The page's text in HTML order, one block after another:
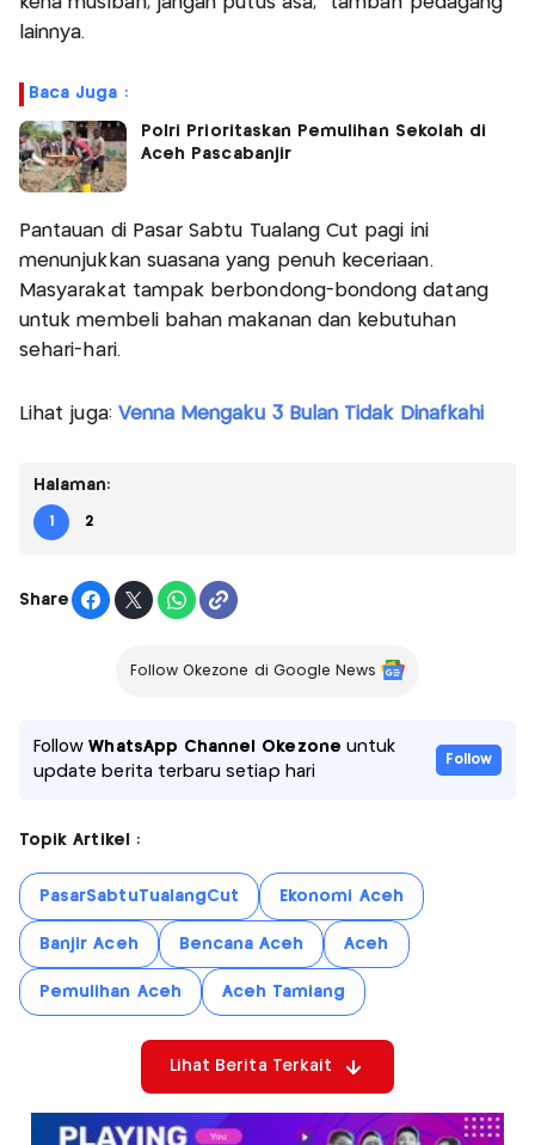
lainnya.
Baca Juga :
Polri Prioritaskan Pemulihan Sekolah di
Aceh Pascabanjir
Pantauan di Pasar Sabtu Tualang Cut pagi ini
menunjukkan suasana yang penuh keceriaan.
Masyarakat tampak berbondong-bondong datang
untuk membeli bahan makanan dan kebutuhan
sehari-hari.
Lihat juga: Venna Mengaku 3 Bulan Tidak Dinafkahi
Halaman:
1 2
Share
Follow Okezone di Google News
FollowWhatsApp Channel Okezone untuk
update berita terbaru setiap hari
Follow
Topik Artikel :
PasarSabtuTualangCut Ekonomi Aceh
Banjir Aceh Bencana Aceh Aceh
Pemulihan Aceh Aceh Tamiang
Lihat Berita Terkait